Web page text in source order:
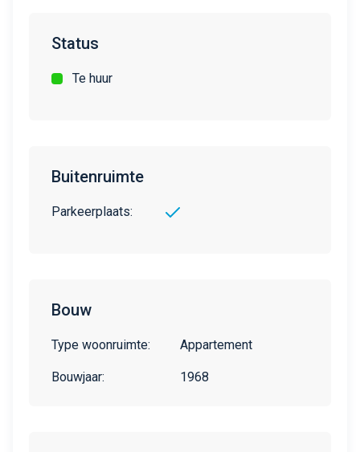
Status
Te huur
Buitenruimte
Parkeerplaats:
Bouw
Type woonruimte: Appartement
Bouwjaar: 1968